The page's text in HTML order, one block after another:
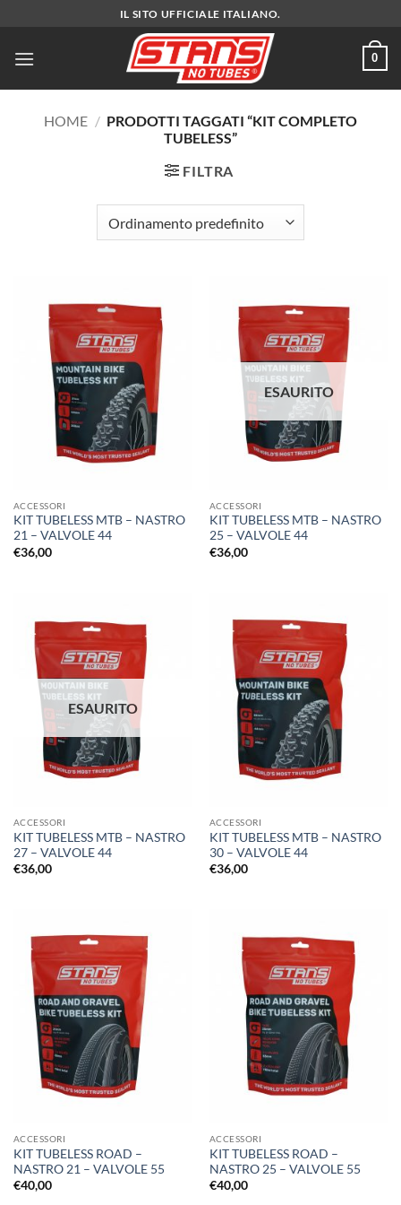
contenuti
IL SITO UFFICIALE ITALIANO.
0
HOME / PRODOTTI TAGGATI “KIT COMPLETO
TUBELESS”
FILTRA
ACCESSORI
KIT TUBELESS MTB – NASTRO
21 – VALVOLE 44
€36,00
ESAURITO
ACCESSORI
KIT TUBELESS MTB – NASTRO
25 – VALVOLE 44
€36,00
ESAURITO
ACCESSORI
KIT TUBELESS MTB – NASTRO
27 – VALVOLE 44
€36,00
ACCESSORI
KIT TUBELESS MTB – NASTRO
30 – VALVOLE 44
€36,00
ACCESSORI
KIT TUBELESS ROAD –
NASTRO 21 – VALVOLE 55
€40,00
ACCESSORI
KIT TUBELESS ROAD –
NASTRO 25 – VALVOLE 55
€40,00